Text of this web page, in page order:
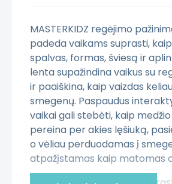
MASTERKIDZ regėjimo
padeda vaikams suprasti,
spalvas, formas, šviesą ir
lenta supažindina vaikus su
ir paaiškina, kaip vaizdas
smegenų. Paspaudus
vaikai gali stebėti, kaip
pereina per akies lęšiuką,
o vėliau perduodamas į
atpažįstamas kaip matomas